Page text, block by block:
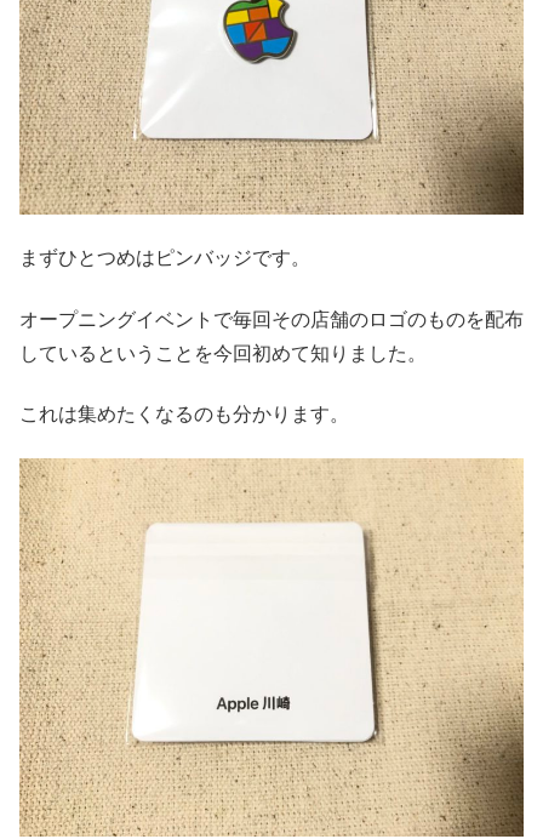
まずひとつめはピンバッジです。
オープニングイベントで毎回その店舗のロゴのものを配布
しているということを今回初めて知りました。
これは集めたくなるのも分かります。